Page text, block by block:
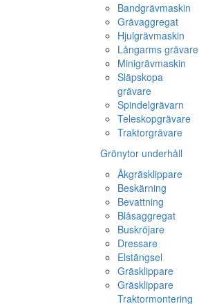
Bandgrävmaskin
Grävaggregat
Hjulgrävmaskin
Långarms grävare
Minigrävmaskin
Släpskopa
grävare
Spindelgrävarn
Teleskopgrävare
Traktorgrävare
Grönytor underhåll
Åkgräsklippare
Beskärning
Bevattning
Blåsaggregat
Buskröjare
Dressare
Elstängsel
Gräsklippare
Gräsklippare
Traktormontering